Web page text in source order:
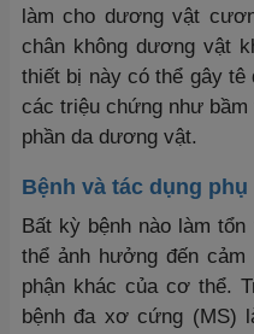
làm cho dương vật
chân không dương vật
thiết bị này có thể gây
các triệu chứng như
phần da dương vật.
Bệnh và tác dụng
Bất kỳ bệnh nào làm
thể ảnh hưởng đến
phận khác của cơ thể.
bệnh đa xơ cứng (MS)